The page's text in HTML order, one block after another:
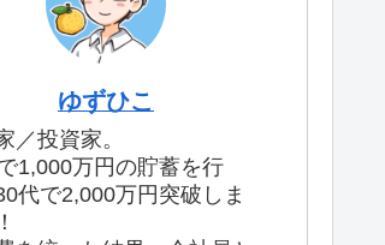
ゆずひこ
／投資家。
1,000万円の貯蓄を行
代で2,000万円突破しま